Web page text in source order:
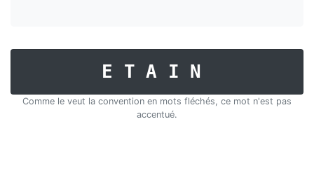
ETAIN
Comme le veut la convention en mots fléchés, ce mot n'est pas
accentué.